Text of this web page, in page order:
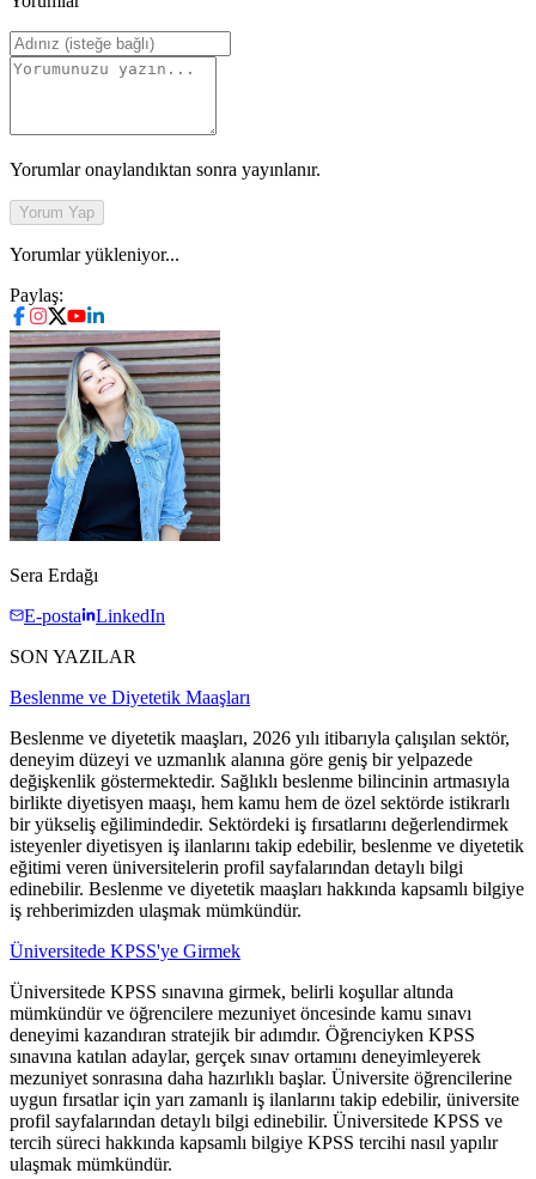
Yorumlar onaylandıktan sonra yayınlanır.
Yorum Yap
Yorumlar yükleniyor...
Paylaş:
Sera Erdağı
E-posta
LinkedIn
SON YAZILAR
Beslenme ve Diyetetik Maaşları
Beslenme ve diyetetik maaşları, 2026 yılı itibarıyla çalışılan sektör,
deneyim düzeyi ve uzmanlık alanına göre geniş bir yelpazede
değişkenlik göstermektedir. Sağlıklı beslenme bilincinin artmasıyla
birlikte diyetisyen maaşı, hem kamu hem de özel sektörde istikrarlı
bir yükseliş eğilimindedir. Sektördeki iş fırsatlarını değerlendirmek
isteyenler diyetisyen iş ilanlarını takip edebilir, beslenme ve diyetetik
eğitimi veren üniversitelerin profil sayfalarından detaylı bilgi
edinebilir. Beslenme ve diyetetik maaşları hakkında kapsamlı bilgiye
iş rehberimizden ulaşmak mümkündür.
Üniversitede KPSS'ye Girmek
Üniversitede KPSS sınavına girmek, belirli koşullar altında
mümkündür ve öğrencilere mezuniyet öncesinde kamu sınavı
deneyimi kazandıran stratejik bir adımdır. Öğrenciyken KPSS
sınavına katılan adaylar, gerçek sınav ortamını deneyimleyerek
mezuniyet sonrasına daha hazırlıklı başlar. Üniversite öğrencilerine
uygun fırsatlar için yarı zamanlı iş ilanlarını takip edebilir, üniversite
profil sayfalarından detaylı bilgi edinebilir. Üniversitede KPSS ve
tercih süreci hakkında kapsamlı bilgiye KPSS tercihi nasıl yapılır
ulaşmak mümkündür.